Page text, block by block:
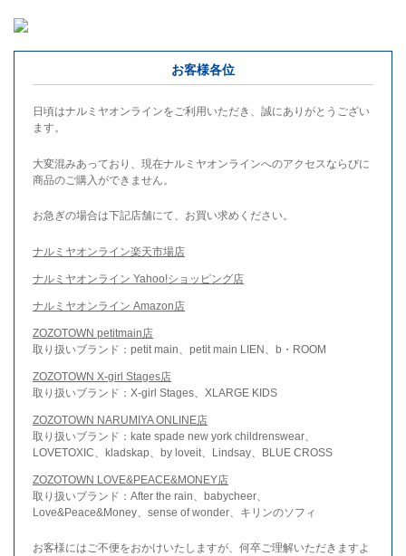
お客様各位
日頃はナルミヤオンラインをご利用いただき、誠にありがとうござい
ます。
大変混みあっており、現在ナルミヤオンラインへのアクセスならびに
商品のご購入ができません。
お急ぎの場合は下記店舗にて、お買い求めください。
ナルミヤオンライン楽天市場店
ナルミヤオンライン Yahoo!ショッピング店
ナルミヤオンライン Amazon店
ZOZOTOWN petitmain店
取り扱いブランド：petit main、petit main LIEN、b・ROOM
ZOZOTOWN X-girl Stages店
取り扱いブランド：X-girl Stages、XLARGE KIDS
ZOZOTOWN NARUMIYA ONLINE店
取り扱いブランド：kate spade new york childrenswear、
LOVETOXIC、kladskap、by loveit、Lindsay、BLUE CROSS
ZOZOTOWN LOVE&PEACE&MONEY店
取り扱いブランド：After the rain、babycheer、
Love&Peace&Money、sense of wonder、キリンのソフィ
お客様にはご不便をおかけいたしますが、何卒ご理解いただきますよ